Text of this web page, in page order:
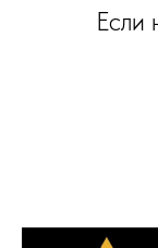
Если